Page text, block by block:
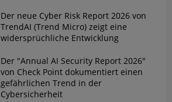
Der neue Cyber Risk Report 2026 von
TrendAI (Trend Micro) zeigt eine
widersprüchliche Entwicklung
Der "Annual AI Security Report 2026"
von Check Point dokumentiert einen
gefährlichen Trend in der
Cybersicherheit